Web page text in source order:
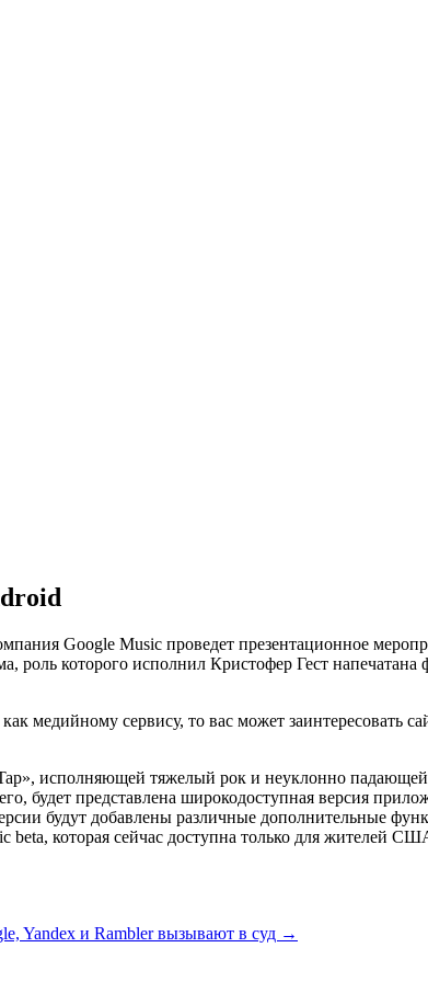
Google Music проведет презентационное
которого исполнил Кристофер Гест
медийному сервису, то вас может заинтересовать
исполняющей тяжелый рок и неуклонно
будет представлена широкодоступная версия
будут добавлены различные дополнительные
beta, которая сейчас доступна только для жителей
Yandex и Rambler вызывают в суд →